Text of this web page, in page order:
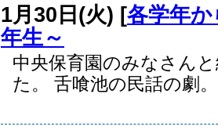
1月30日(火) [各学年か
年生～
中央保育園のみなさん
た。 舌喰池の民話の劇